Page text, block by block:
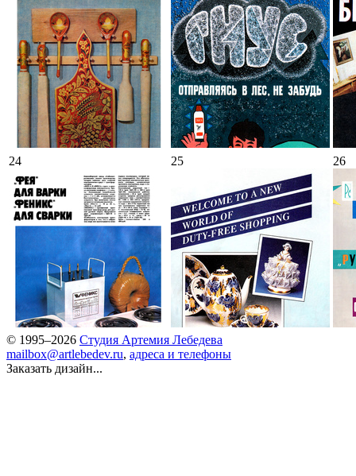
24 25 26
© 1995–2026 Студия Артемия Лебедева
mailbox@artlebedev.ru, адреса и телефоны
Заказать дизайн...